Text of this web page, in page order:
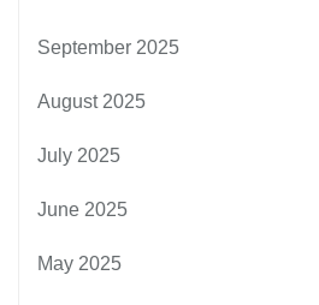
September 2025
August 2025
July 2025
June 2025
May 2025